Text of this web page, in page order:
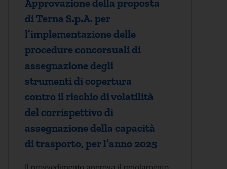
Approvazione della proposta
di Terna S.p.A. per
l’implementazione delle
procedure concorsuali di
assegnazione degli
strumenti di copertura
contro il rischio di volatilità
del corrispettivo di
assegnazione della capacità
di trasporto, per l’anno 2025